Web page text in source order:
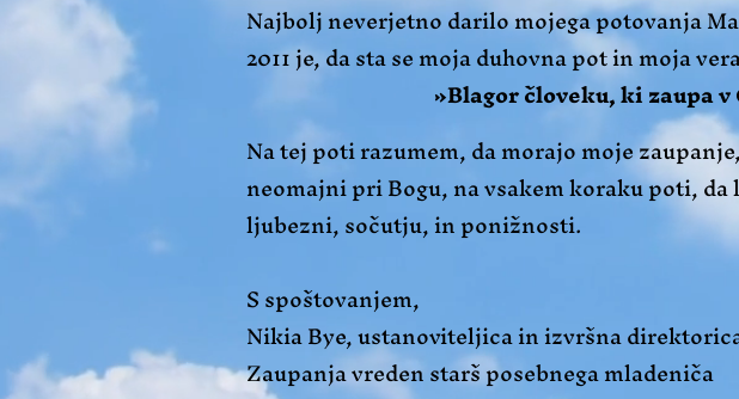
​Najbolj neverjetno darilo mojega potovanja
2011 je, da sta se moja duhovna pot in moja
»Blagor človeku, ki zaupa
Na tej poti razumem, da morajo moje
neomajni pri Bogu, na vsakem koraku poti,
ljubezni, sočutju, in ponižnosti.
S spoštovanjem,
Nikia Bye, ustanoviteljica in izvršna
Zaupanja vreden starš posebnega mladeniča